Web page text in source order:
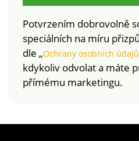
Potvrzením dobrovolně
speciálních na míru
dle „Ochrany osobních údajů
kdykoliv odvolat a máte
přímému marketingu.